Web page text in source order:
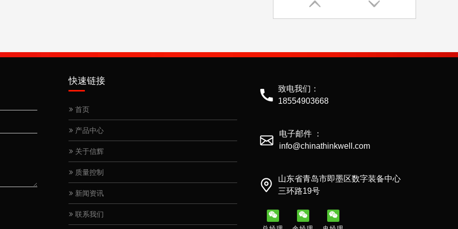
快速链接
首页
产品中心
关于信辉
质量控制
新闻资讯
联系我们
致电我们：
18554903668
电子邮件 ：
info@chinathinkwell.com
山东省青岛市即墨区数字装备中心
三环路19号